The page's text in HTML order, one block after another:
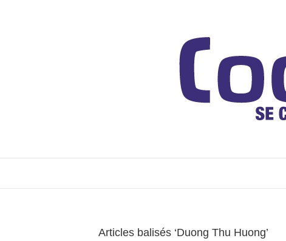
Articles balisés ‘Duong Thu Huong’